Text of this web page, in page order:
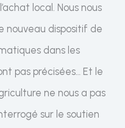
local. Nous nous
nouveau dispositif de
dans les
pas précisées… Et le
ne nous a pas
sur le soutien